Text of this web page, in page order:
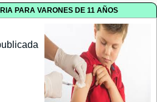
PARA VARONES DE 11 AÑOS